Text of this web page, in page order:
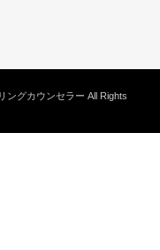
ングカウンセラー All Rights